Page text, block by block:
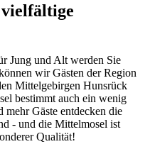
Jung und Alt werden Sie
wir Gästen der Region
Mittelgebirgen Hunsrück
bestimmt auch ein wenig
Gäste entdecken die
- und die Mittelmosel ist
Qualität!